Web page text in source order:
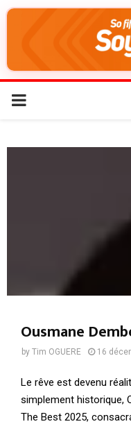
Ousmane
by Tim OGUERE 16
Le rêve est devenu
simplement historique,
The Best 2025,